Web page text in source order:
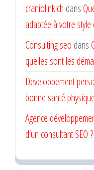
craniolink.ch dans
adaptée à votre style
Consulting seo dans
quelles sont les
Developpement
bonne santé
Agence
d’un consultant SEO ?